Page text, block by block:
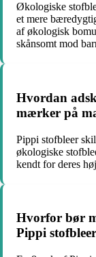
Økologiske
et mere
af økologisk
skånsomt mod
Hvordan
mærker på
Pippi stofbleer
økologiske
kendt for deres
Hvorfor bør
Pippi